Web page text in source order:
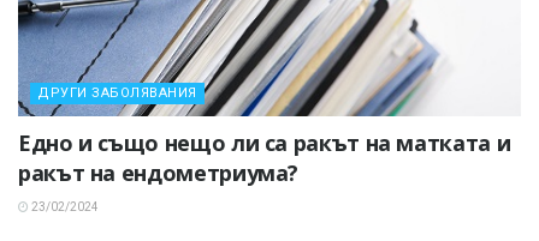
ДРУГИ ЗАБОЛЯВАНИЯ
Едно и също нещо ли са ракът на матката и
ракът на ендометриума?
23/02/2024